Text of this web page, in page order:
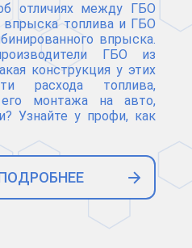
отличиях между ГБО
впрыска топлива и ГБО
впрыска.
ГБО из
конструкция у этих
расхода топлива,
монтажа на авто,
Узнайте у профи, как